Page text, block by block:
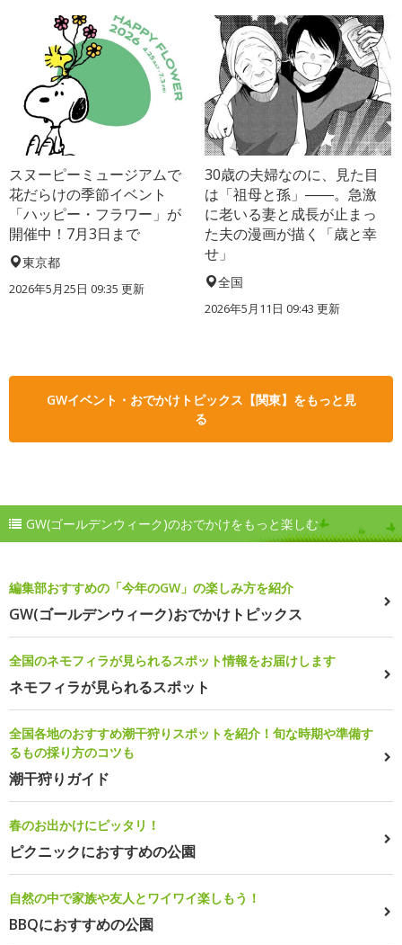
スヌーピーミュージアムで
花だらけの季節イベント
「ハッピー・フラワー」が
開催中！7月3日まで
東京都
2026年5月25日 09:35 更新
30歳の夫婦なのに、見た目
は「祖母と孫」――。急激
に老いる妻と成長が止まっ
た夫の漫画が描く「歳と幸
せ」
全国
2026年5月11日 09:43 更新
GWイベント・おでかけトピックス【関東】をもっと見
る
GW(ゴールデンウィーク)のおでかけをもっと楽しむ
編集部おすすめの「今年のGW」の楽しみ方を紹介
GW(ゴールデンウィーク)おでかけトピックス
全国のネモフィラが見られるスポット情報をお届けします
ネモフィラが見られるスポット
全国各地のおすすめ潮干狩りスポットを紹介！旬な時期や準備す
るもの採り方のコツも
潮干狩りガイド
春のお出かけにピッタリ！
ピクニックにおすすめの公園
自然の中で家族や友人とワイワイ楽しもう！
BBQにおすすめの公園